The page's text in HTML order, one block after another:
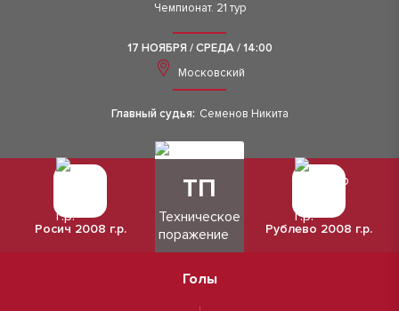
Чемпионат. 21 тур
17 НОЯБРЯ / СРЕДА / 14:00
Московский
Главный судья: Семенов Никита
Росич 2008 г.р.
ТП
Техническое
поражение
Рублево 2008 г.р.
Голы